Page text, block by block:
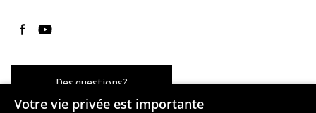
Suivez-nous sur Facebook
Suivez-nous sur YouTube
Des questions?
Votre vie privée est importante